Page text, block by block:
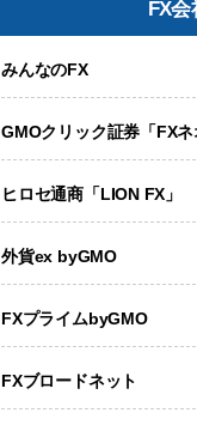
FX会
みんなのFX
GMOクリック証券「FXネ
ヒロセ通商「LION FX」
外貨ex byGMO
FXプライムbyGMO
FXブロードネット